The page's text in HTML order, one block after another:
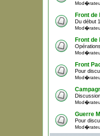
Front de
Du début
Front de
Front
Pour
Guerre
Pour